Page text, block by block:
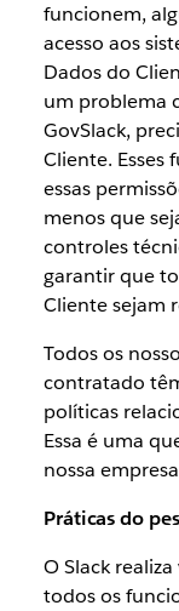
funcionem,
acesso aos
Dados do
um problema
GovSlack,
Cliente. Esses
essas
menos que
controles
garantir que
Cliente sejam
Todos os
contratado
políticas
Essa é uma
nossa
Práticas do
O Slack
todos os